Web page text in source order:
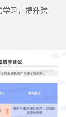
习，提升跨